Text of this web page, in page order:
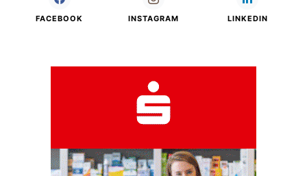
FACEBOOK INSTAGRAM LINKEDIN